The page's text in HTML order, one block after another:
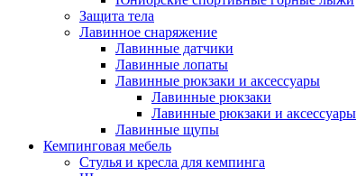
Защита тела
Лавинное снаряжение
Лавинные датчики
Лавинные лопаты
Лавинные рюкзаки и аксессуары
Лавинные рюкзаки
Лавинные рюкзаки и аксессуары
Лавинные щупы
Кемпинговая мебель
Стулья и кресла для кемпинга